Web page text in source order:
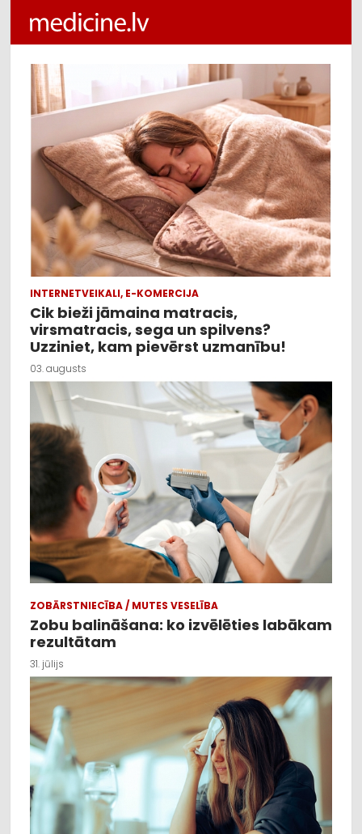
INTERNETVEIKALI, E-KOMERCIJA
Cik bieži jāmaina matracis,
virsmatracis, sega un spilvens?
Uzziniet, kam pievērst uzmanību!
03. augusts
ZOBĀRSTNIECĪBA / MUTES VESELĪBA
Zobu balināšana: ko izvēlēties labākam
rezultātam
31. jūlijs